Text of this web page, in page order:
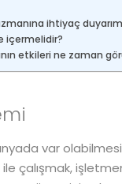
ihtiyaç
içermelidir?
etkileri ne zaman
var
ile çalışmak,